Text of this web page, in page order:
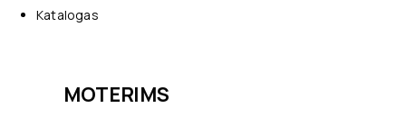
Katalogas
MOTERIMS